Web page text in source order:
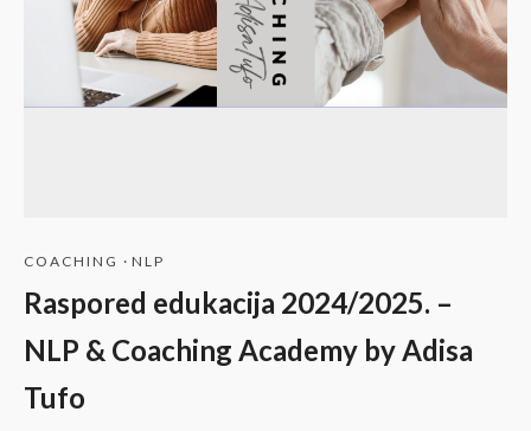
COACHING · NLP
Raspored edukacija 2024/2025. –
NLP & Coaching Academy by Adisa
Tufo